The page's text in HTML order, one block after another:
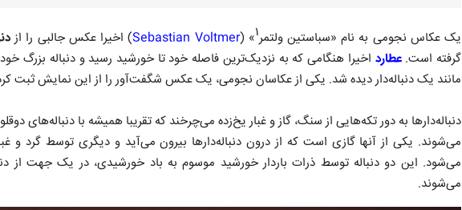
یک عکاس نجومی به نام «سباستین ولتمر۱» (
Sebastian Voltmer) اخیرا عکس جالبی را از
گرفته است.عطارد اخیرا هنگامی که به نزدیک‌ترین فاصله خود تا خورشید رسید و دنباله بزرگ
مانند یک دنباله‌دار دیده شد. یکی از عکاسان نجومی، یک عکس شگفت‌آور را از این نمایش ثبت
دنباله‌دارها به دور تکه‌هایی از سنگ‌، گاز و غبار یخ‌زده می‌چرخند که تقریبا همیشه با دنباله‌های
می‌شوند. یکی از آنها گازی است که از درون دنباله‌دارها بیرون می‌آید و دیگری توسط گرد و
می‌شود. این دو دنباله توسط ذرات باردار خورشید موسوم به باد خورشیدی، در یک جهت از
می‌شوند.